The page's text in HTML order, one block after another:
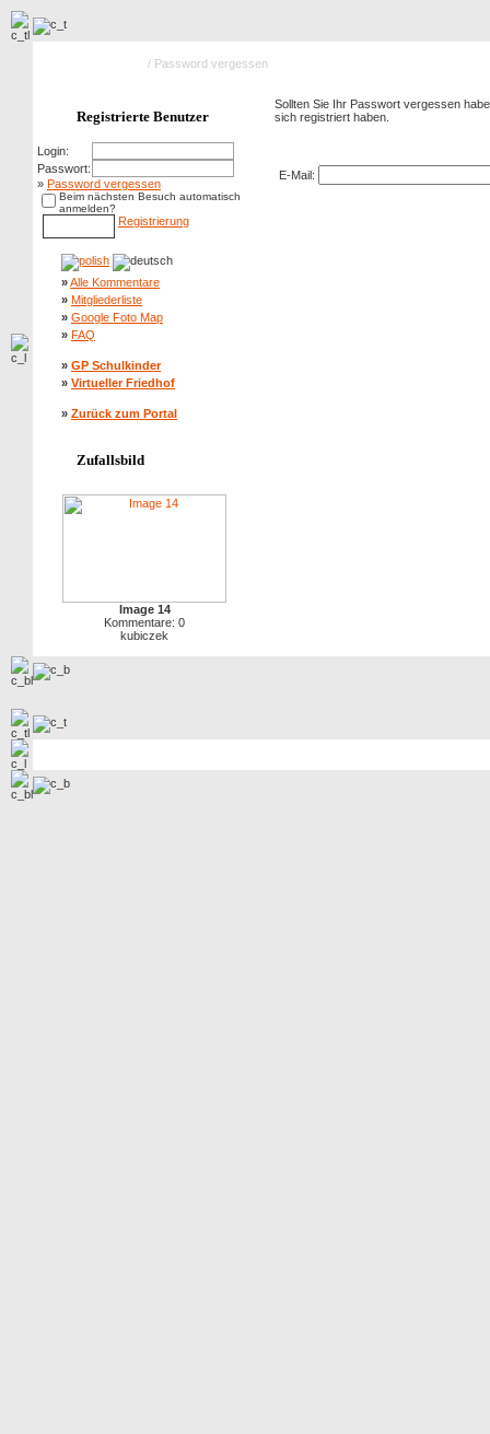
/ Password vergessen
Registrierte Benutzer
Login:
Passwort:
» Password vergessen
Beim nächsten Besuch automatisch
anmelden?
Registrierung
»Alle Kommentare
» Mitgliederliste
» Google Foto Map
» FAQ
» GP Schulkinder
» Virtueller Friedhof
» Zurück zum Portal
Zufallsbild
Image 14
Kommentare: 0
kubiczek
Sollten Sie Ihr Passwort vergessen
sich registriert haben.
E-Mail: